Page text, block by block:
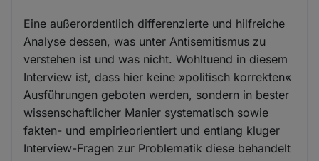
Eine außerordentlich differenzierte und hilfreiche
Analyse dessen, was unter Antisemitismus zu
verstehen ist und was nicht. Wohltuend in diesem
Interview ist, dass hier keine »politisch korrekten«
Ausführungen geboten werden, sondern in bester
wissenschaftlicher Manier systematisch sowie
fakten- und empirieorientiert und entlang kluger
Interview-Fragen zur Problematik diese behandelt